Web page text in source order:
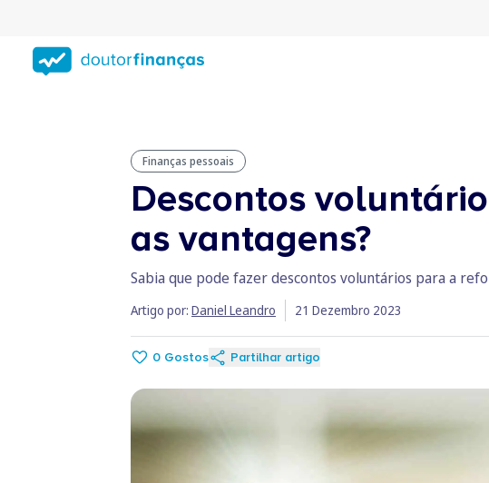
conteúdo
principal
Finanças pessoais
Descontos
as vantagens?
Sabia que pode fazer descontos voluntários para a
Artigo por: Daniel Leandro 21 Dezembro 2023
0 Gostos Partilhar artigo